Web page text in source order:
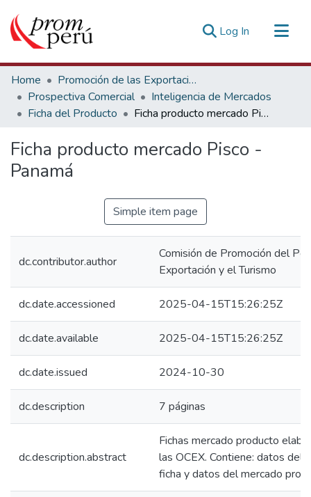
Log In (current)
Communities & Collections
All of DSpace
Statistics
Home
Promoción de las Exportaciones
Prospectiva Comercial
Inteligencia de Mercados
Ficha del Producto
Ficha producto mercado Pisco - Panamá
Ficha producto mercado Pisco -
Panamá
Simple item page
dc.contributor.author
Comisión de Promoción del
Exportación y el Turismo
dc.date.accessioned 2025-04-15T15:26:25Z
dc.date.available 2025-04-15T15:26:25Z
dc.date.issued 2024-10-30
dc.description 7 páginas
dc.description.abstract
Fichas mercado producto
las OCEX. Contiene: datos del
ficha y datos del mercado